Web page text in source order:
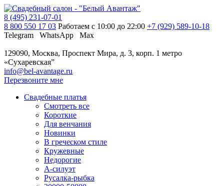
8 (495) 231-07-01
8 800 550 17 03 Работаем с 10:00 до 22:00 +7 (929) 589-10-18
Telegram
WhatsApp Max
129090, Москва, Проспект Мира, д. 3, корп. 1 метро
«Сухаревская”
info@bel-avantage.ru
Перезвоните мне
Свадебные платья
Смотреть все
Короткие
Для венчания
Новинки
В греческом стиле
Кружевные
Недорогие
А-силуэт
Русалка-рыбка